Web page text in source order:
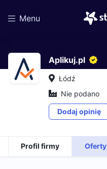
Menu
Aplikuj.pl
Łódź
Nie podano
Dodaj opinię
Profil firmy Oferty